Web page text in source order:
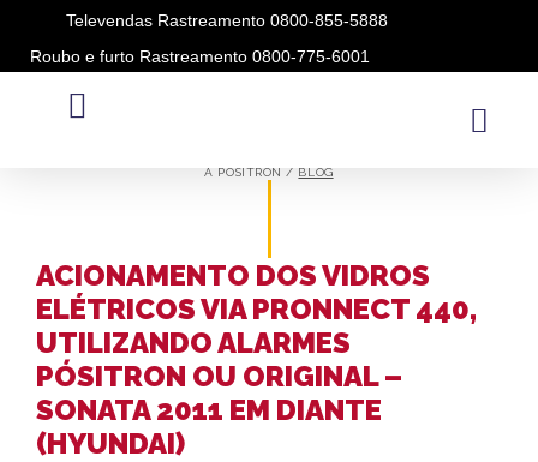
Televendas Rastreamento 0800-855-5888
Roubo e furto Rastreamento 0800-775-6001
A PÓSITRON / BLOG
ACIONAMENTO DOS VIDROS
ELÉTRICOS VIA PRONNECT 440,
UTILIZANDO ALARMES
PÓSITRON OU ORIGINAL –
SONATA 2011 EM DIANTE
(HYUNDAI)